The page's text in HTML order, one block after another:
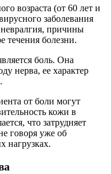
возраста (от 60 лет и
заболевания
невралгия, причины
течения болезни.
боль. Она
нерва, ее характер
от боли могут
кожи в
что затрудняет
говоря уже об
нагрузках.